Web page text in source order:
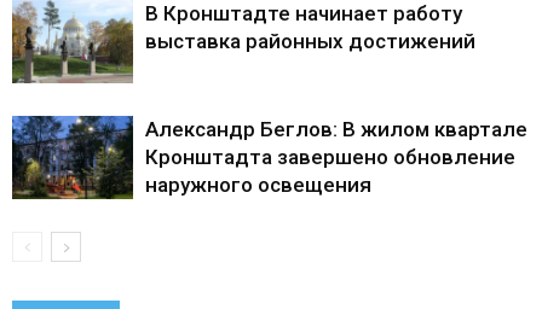
В Кронштадте начинает работу
выставка районных достижений
Александр Беглов: В жилом квартале
Кронштадта завершено обновление
наружного освещения